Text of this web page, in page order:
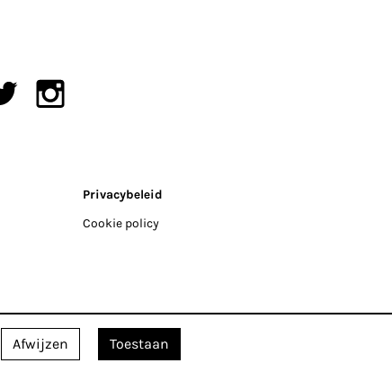
Afwijzen Toestaan
Privacybeleid
Cookie policy